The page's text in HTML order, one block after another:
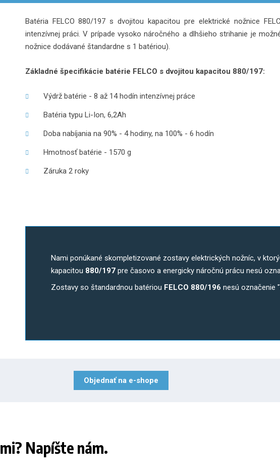
Batéria FELCO 880/197 s dvojitou kapacitou pre elektrické nožnice
intenzívnej práci. V prípade vysoko náročného a dlhšieho strihanie je
nožnice dodávané štandardne s 1 batériou).
Základné špecifikácie batérie FELCO s dvojitou kapacitou 880/197:
Výdrž batérie - 8 až 14 hodín intenzívnej práce
Batéria typu Li-Ion, 6,2Ah
Doba nabíjania na 90% - 4 hodiny, na 100% - 6 hodín
Hmotnosť batérie - 1570 g
Záruka 2 roky
Nami ponúkané skompletizované zostavy elektrických nožníc, v
kapacitou 880/197pre časovo a energicky náročnú prácu nesú
Zostavy so štandardnou batériou FELCO 880/196 nesú označenie "
Objednať na e-shope
Napíšte nám.